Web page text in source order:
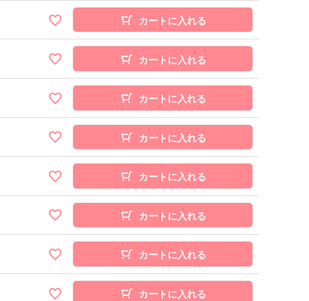
カートに入れる
カートに入れる
カートに入れる
カートに入れる
カートに入れる
カートに入れる
カートに入れる
カートに入れる